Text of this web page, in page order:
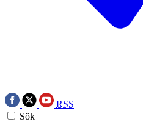
RSS
Sök